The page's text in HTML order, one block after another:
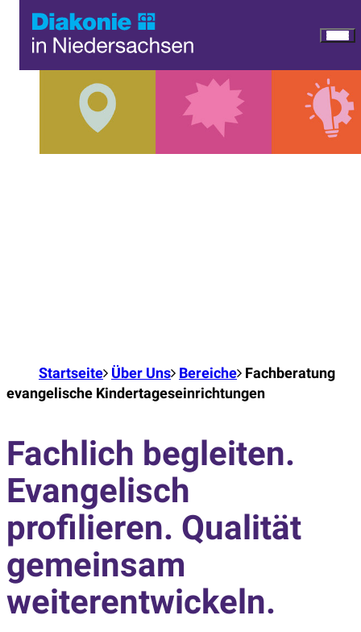
Startseite Über Uns Bereiche Fachberatung
evangelische Kindertageseinrichtungen
Fachlich begleiten.
Evangelisch
profilieren. Qualität
gemeinsam
weiterentwickeln.